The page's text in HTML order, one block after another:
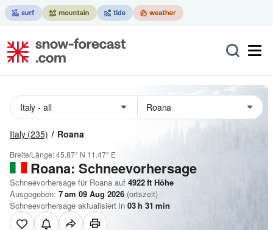
Italy (235) Roana
Breite/Länge:45.87° N 11.47° E
Roana: Schneevorhersage
Schneevorhersage für Roana auf 4922ft Höhe
Ausgegeben: 7 am 09 Aug 2026 (ortszeit)
Schneevorhersage aktualisiert in 03h 31 min